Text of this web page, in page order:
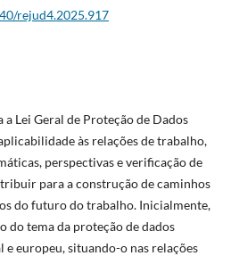
rejud4.2025.917
Lei Geral de Proteção de Dados
às relações de trabalho,
perspectivas e verificação de
para a construção de caminhos
do futuro do trabalho. Inicialmente,
do tema da proteção de dados
e europeu, situando-o nas relações